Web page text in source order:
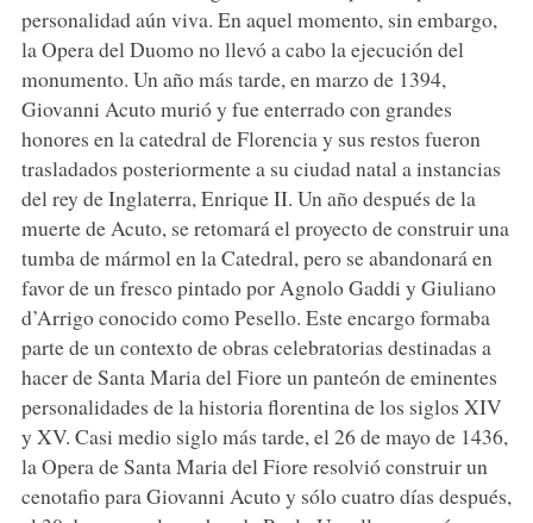
personalidad aún viva. En aquel momento, sin embargo,
la Opera del Duomo no llevó a cabo la ejecución del
monumento. Un año más tarde, en marzo de 1394,
Giovanni Acuto murió y fue enterrado con grandes
honores en la catedral de Florencia y sus restos fueron
trasladados posteriormente a su ciudad natal a instancias
del rey de Inglaterra, Enrique II. Un año después de la
muerte de Acuto, se retomará el proyecto de construir una
tumba de mármol en la Catedral, pero se abandonará en
favor de un fresco pintado por Agnolo Gaddi y Giuliano
d’Arrigo conocido como Pesello. Este encargo formaba
parte de un contexto de obras celebratorias destinadas a
hacer de Santa Maria del Fiore un panteón de eminentes
personalidades de la historia florentina de los siglos XIV
y XV. Casi medio siglo más tarde, el 26 de mayo de 1436,
la Opera de Santa Maria del Fiore resolvió construir un
cenotafio para Giovanni Acuto y sólo cuatro días después,